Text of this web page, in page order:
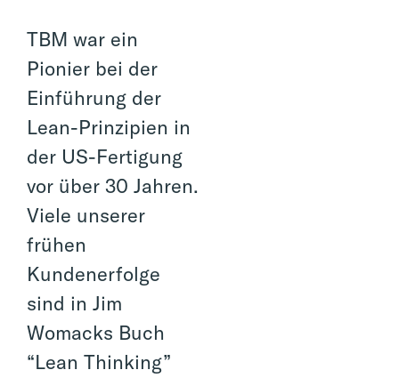
TBM war ein
Pionier bei der
Einführung der
Lean-Prinzipien in
der US-Fertigung
vor über 30 Jahren.
Viele unserer
frühen
Kundenerfolge
sind in Jim
Womacks Buch
“Lean Thinking”